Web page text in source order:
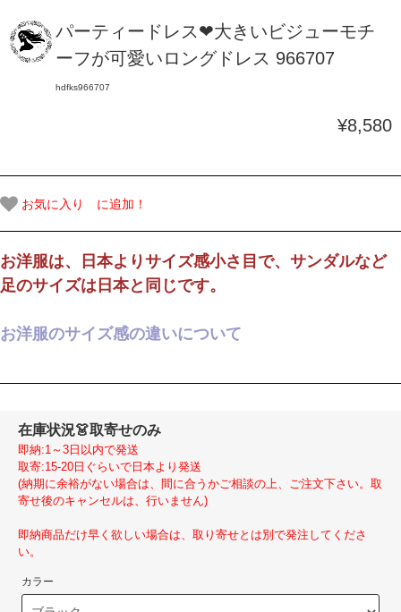
パーティードレス❤大きいビジューモチ
ーフが可愛いロングドレス 966707
hdfks966707
¥8,580
お気に入り に追加！
お洋服は、日本よりサイズ感小さ目で、サンダルなど
足のサイズは日本と同じです。
お洋服のサイズ感の違いについて
在庫状況👗取寄せのみ
即納:1～3日以内で発送
取寄:15-20日ぐらいで日本より発送
(納期に余裕がない場合は、間に合うかご相談の上、ご注文下さい。取
寄せ後のキャンセルは、行いません)
即納商品だけ早く欲しい場合は、取り寄せとは別で発注してくださ
い。
カラー